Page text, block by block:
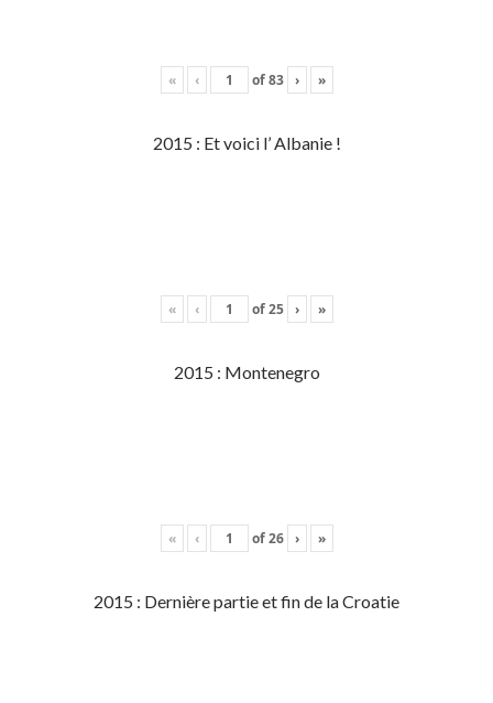
« ‹ of83 › »
2015 : Et voici l’ Albanie !
« ‹ of25 › »
2015 : Montenegro
« ‹ of26 › »
2015 : Dernière partie et fin de la Croatie